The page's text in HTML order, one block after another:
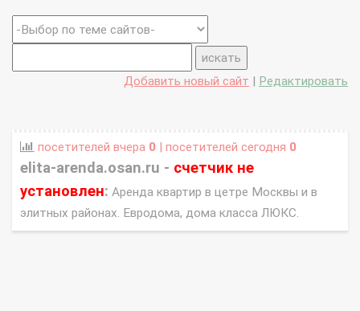
Добавить новый сайт Редактировать
посетителей вчера 0 | посетителей сегодня 0
elita-arenda.osan.ru - счетчик не
установлен: Аренда квартир в цетре Москвы и в
элитных районах. Евродома, дома класса ЛЮКС.